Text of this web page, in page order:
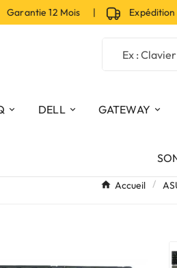
12 Mois | Expédition
DELL GATEWAY
Accueil